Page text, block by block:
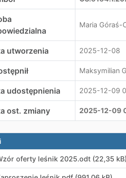
Maria Góraś-
utworzenia 2025-12-08
Maksymilian
udostępnienia 2025-12-09
ost. zmiany 2025-12-09
oferty leśnik 2025.odt (22,35 kB)